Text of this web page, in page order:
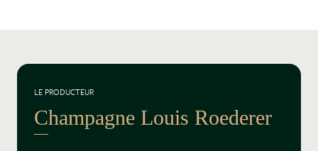
LE PRODUCTEUR
Champagne Louis Roederer